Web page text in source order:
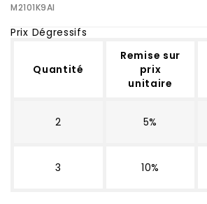
M2101K9AI
Prix Dégressifs
Quantité
Remise sur
prix
unitaire
2 5%
3 10%